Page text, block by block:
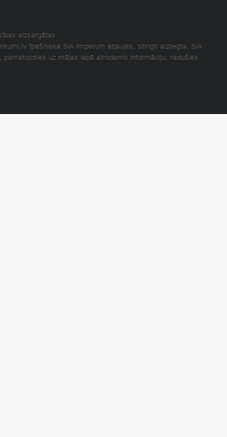
aizsargātas.
īpašnieka SIA Imperum atļaujas, stingri aizliegta. SIA
pamatojoties uz mājas lapā atrodamo informāciju, radušies